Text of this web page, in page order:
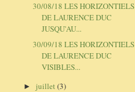
30/08/18 LES HORIZONTIELS
DE LAURENCE DUC
JUSQU'AU...
30/09/18 LES HORIZONTIELS
DE LAURENCE DUC
VISIBLES...
► juillet (3)